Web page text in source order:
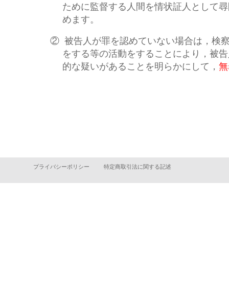
ために監督する人間を情状証人として
めます。
②被告人が罪を認めていない場合は，検
をする等の活動をすることにより，被
的な疑いがあることを明らかにして，
プライバシーポリシー 特定商取引法に関する記述